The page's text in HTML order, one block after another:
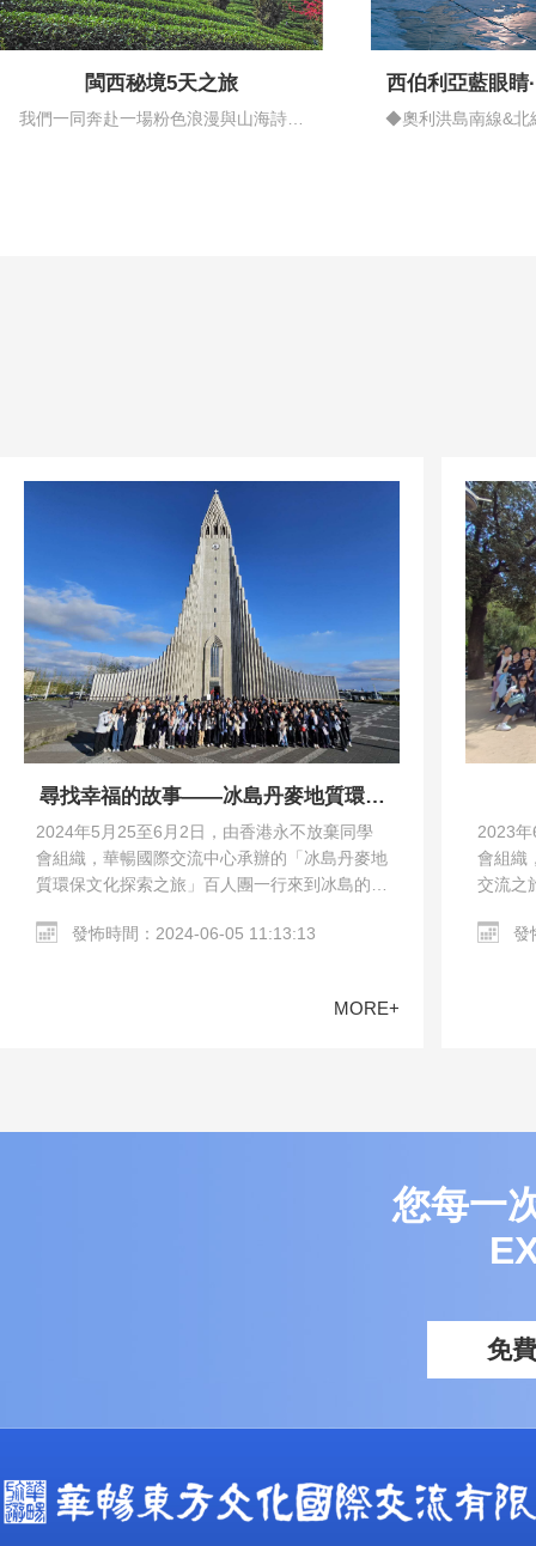
閩西秘境5天之旅
我們一同奔赴一場粉色浪漫與山海詩意
西伯利亞藍眼睛
情藍
◆奧利洪島南線&北
尋找幸福的故事——冰島丹麥地質環保
文化探索之旅
2024年5月25至6月2日，由香港永不放棄同學
會組織，華暢國際交流中心承辦的「冰島丹麥地
質環保文化探索之旅」百人團一行來到冰島的雷
哈根市區、Harpa…
發怖時間：2024-06-05 11:13:13
MORE+
2023
會組織
交流之
教堂發
您每一
免